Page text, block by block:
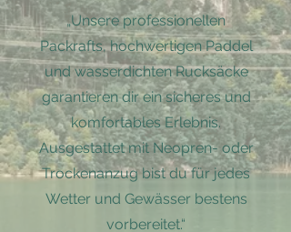
„Unsere professionellen
Packrafts, hochwertigen Paddel
und wasserdichten Rucksäcke
garantieren dir ein sicheres und
komfortables Erlebnis.
Ausgestattet mit Neopren- oder
Trockenanzug bist du für jedes
Wetter und Gewässer bestens
vorbereitet.“